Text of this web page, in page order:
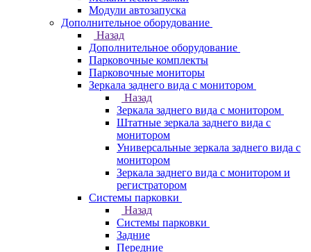
Модули автозапуска
Дополнительное оборудование
Назад
Дополнительное оборудование
Парковочные комплекты
Парковочные мониторы
Зеркала заднего вида с монитором
Назад
Зеркала заднего вида с монитором
Штатные зеркала заднего вида с
монитором
Универсальные зеркала заднего вида с
монитором
Зеркала заднего вида с монитором и
регистратором
Системы парковки
Назад
Системы парковки
Задние
Передние